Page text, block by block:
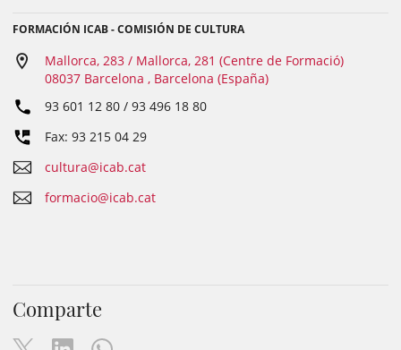
FORMACIÓN ICAB - COMISIÓN DE CULTURA
Mallorca, 283 / Mallorca, 281 (Centre de Formació)
08037 Barcelona , Barcelona (España)
93 601 12 80 / 93 496 18 80
Fax: 93 215 04 29
cultura@icab.cat
formacio@icab.cat
Comparte